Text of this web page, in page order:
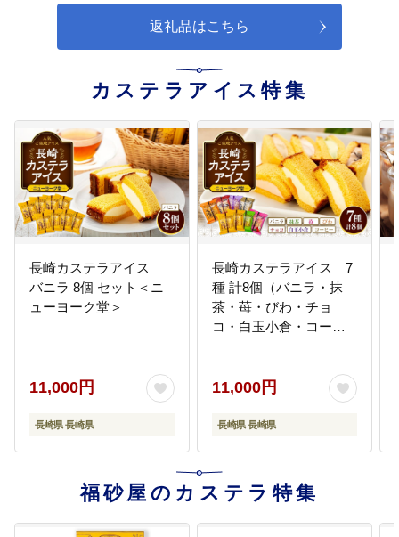
返礼品はこちら
カステラアイス特集
長崎カステラアイス
バニラ 8個 セット＜ニ
ューヨーク堂＞
11,000円
長崎県 長崎県
長崎カステラアイス 7
種 計8個（バニラ・抹
茶・苺・びわ・チョ
コ・白玉小倉・コーヒ
11,000円
長崎県 長崎県
福砂屋のカステラ特集